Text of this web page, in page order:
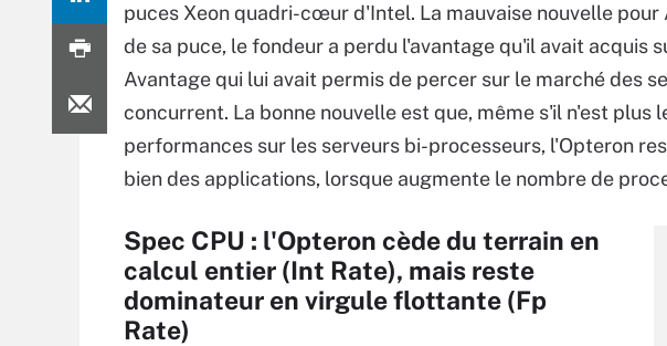
puces Xeon quadri-cœur d'Intel. La mauvaise nouvelle
de sa puce, le fondeur a perdu l'avantage qu'il avait acquis
Avantage qui lui avait permis de percer sur le marché des
concurrent. La bonne nouvelle est que, même s'il n'est plus
performances sur les serveurs bi-processeurs, l'Opteron
bien des applications, lorsque augmente le nombre de
Spec CPU : l'Opteron cède du terrain en
calcul entier (Int Rate), mais reste
dominateur en virgule flottante (Fp
Rate)